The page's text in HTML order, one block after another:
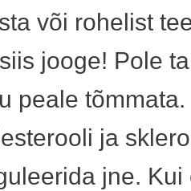
või rohelist
jooge! Pole
peale
ja
jne. Kui